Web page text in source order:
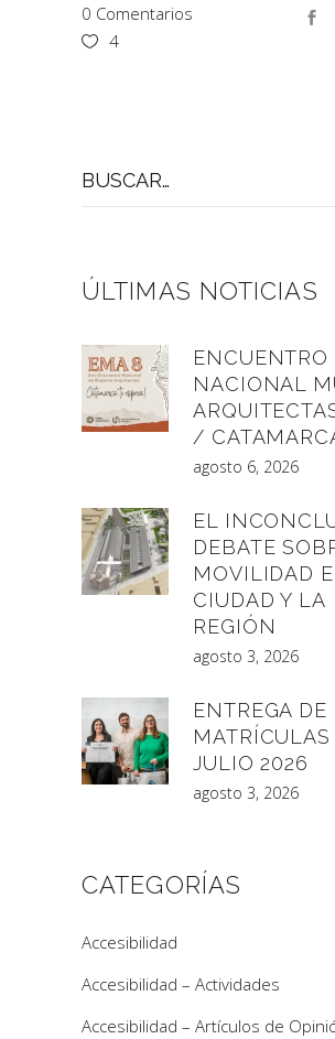
0 Comentarios
4
por:
ÚLTIMAS NOTICIAS
ENCUENTRO
NACIONAL
/
agosto 6, 2026
EL
DEBATE
MOVILIDAD
CIUDAD Y LA
REGIÓN
agosto 3, 2026
ENTREGA DE
JULIO 2026
agosto 3, 2026
CATEGORÍAS
Accesibilidad
Accesibilidad – Actividades
Accesibilidad – Artículos de